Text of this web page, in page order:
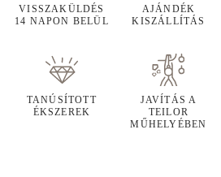
VISSZAKÜLDÉS
14 NAPON BELÜL
AJÁNDÉK
KISZÁLLÍTÁS
TANÚSÍTOTT
ÉKSZEREK
JAVÍTÁS A
TEILOR
MŰHELYÉBEN